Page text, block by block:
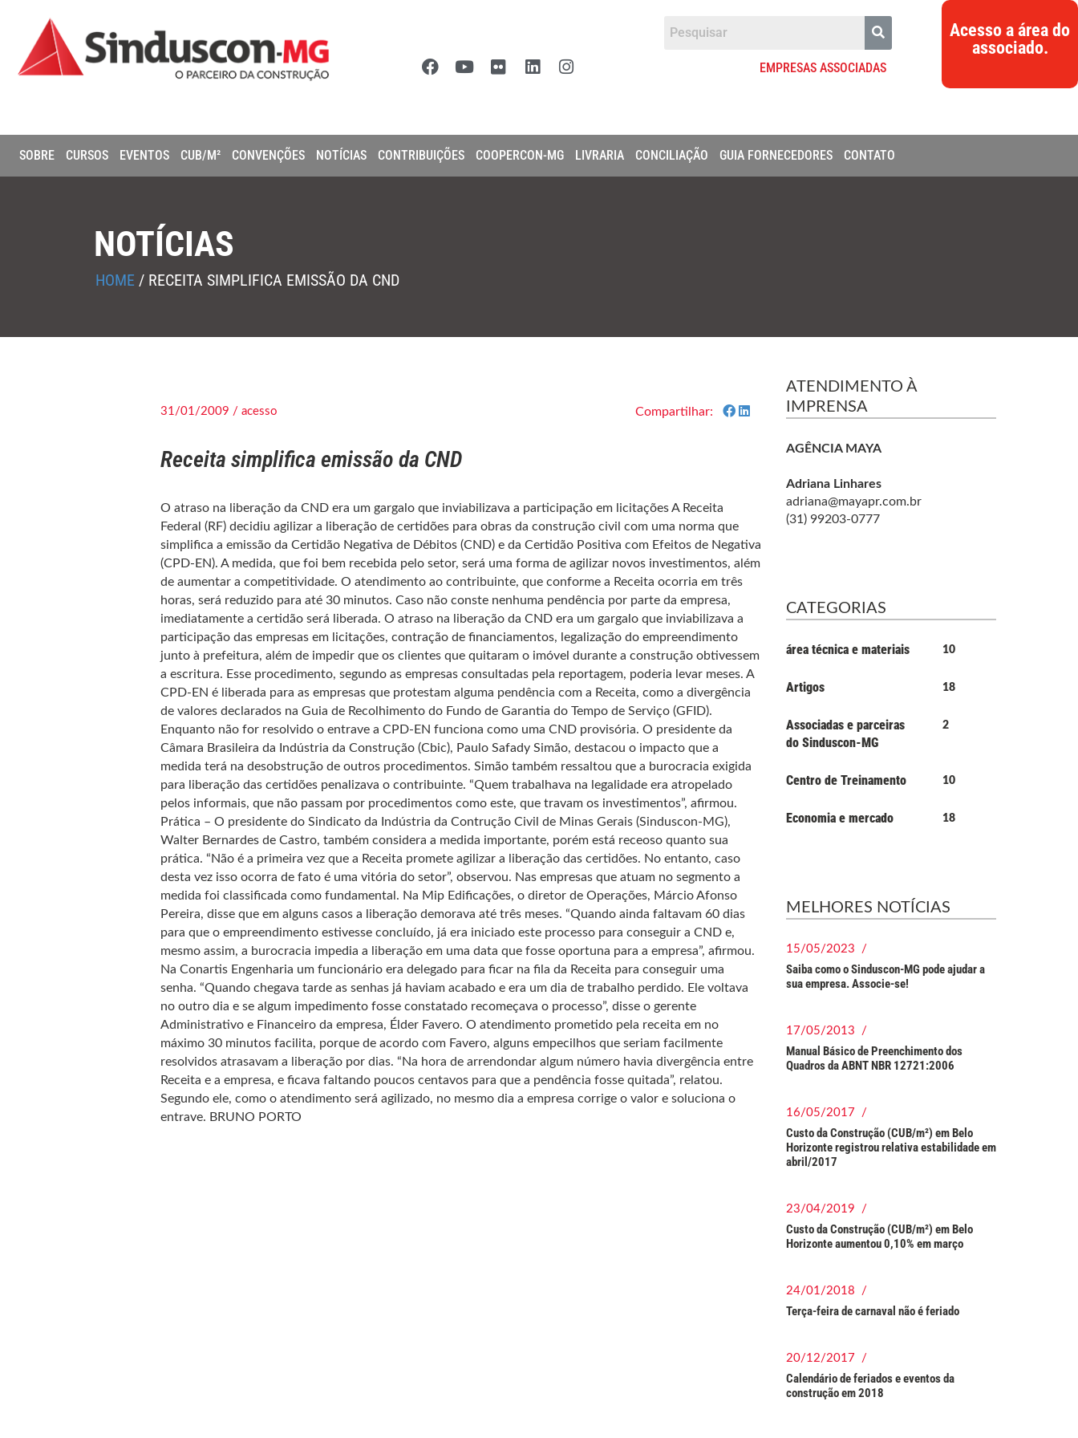
EMPRESAS ASSOCIADAS
Acesso a área do
associado.
SOBRE CURSOS EVENTOS CUB/M² CONVENÇÕES NOTÍCIAS CONTRIBUIÇÕES COOPERCON-MG LIVRARIA CONCILIAÇÃO GUIA FORNECEDORES CONTATO
NOTÍCIAS
HOME / RECEITA SIMPLIFICA EMISSÃO DA CND
31/01/2009 / acesso Compartilhar:
Receita simplifica emissão da CND
O atraso na liberação da CND era um gargalo que inviabilizava a participação em licitações A Receita
Federal (RF) decidiu agilizar a liberação de certidões para obras da construção civil com uma norma que
simplifica a emissão da Certidão Negativa de Débitos (CND) e da Certidão Positiva com Efeitos de Negativa
(CPD-EN). A medida, que foi bem recebida pelo setor, será uma forma de agilizar novos investimentos, além
de aumentar a competitividade. O atendimento ao contribuinte, que conforme a Receita ocorria em três
horas, será reduzido para até 30 minutos. Caso não conste nenhuma pendência por parte da empresa,
imediatamente a certidão será liberada. O atraso na liberação da CND era um gargalo que inviabilizava a
participação das empresas em licitações, contração de financiamentos, legalização do empreendimento
junto à prefeitura, além de impedir que os clientes que quitaram o imóvel durante a construção obtivessem
a escritura. Esse procedimento, segundo as empresas consultadas pela reportagem, poderia levar meses. A
CPD-EN é liberada para as empresas que protestam alguma pendência com a Receita, como a divergência
de valores declarados na Guia de Recolhimento do Fundo de Garantia do Tempo de Serviço (GFID).
Enquanto não for resolvido o entrave a CPD-EN funciona como uma CND provisória. O presidente da
Câmara Brasileira da Indústria da Construção (Cbic), Paulo Safady Simão, destacou o impacto que a
medida terá na desobstrução de outros procedimentos. Simão também ressaltou que a burocracia exigida
para liberação das certidões penalizava o contribuinte. “Quem trabalhava na legalidade era atropelado
pelos informais, que não passam por procedimentos como este, que travam os investimentos”, afirmou.
Prática – O presidente do Sindicato da Indústria da Contrução Civil de Minas Gerais (Sinduscon-MG),
Walter Bernardes de Castro, também considera a medida importante, porém está receoso quanto sua
prática. “Não é a primeira vez que a Receita promete agilizar a liberação das certidões. No entanto, caso
desta vez isso ocorra de fato é uma vitória do setor”, observou. Nas empresas que atuam no segmento a
medida foi classificada como fundamental. Na Mip Edificações, o diretor de Operações, Márcio Afonso
Pereira, disse que em alguns casos a liberação demorava até três meses. “Quando ainda faltavam 60 dias
para que o empreendimento estivesse concluído, já era iniciado este processo para conseguir a CND e,
mesmo assim, a burocracia impedia a liberação em uma data que fosse oportuna para a empresa”, afirmou.
Na Conartis Engenharia um funcionário era delegado para ficar na fila da Receita para conseguir uma
senha. “Quando chegava tarde as senhas já haviam acabado e era um dia de trabalho perdido. Ele voltava
no outro dia e se algum impedimento fosse constatado recomeçava o processo”, disse o gerente
Administrativo e Financeiro da empresa, Élder Favero. O atendimento prometido pela receita em no
máximo 30 minutos facilita, porque de acordo com Favero, alguns empecilhos que seriam facilmente
resolvidos atrasavam a liberação por dias. “Na hora de arrendondar algum número havia divergência entre
Receita e a empresa, e ficava faltando poucos centavos para que a pendência fosse quitada”, relatou.
Segundo ele, como o atendimento será agilizado, no mesmo dia a empresa corrige o valor e soluciona o
entrave. BRUNO PORTO
ATENDIMENTO À
IMPRENSA
AGÊNCIA MAYA
Adriana Linhares
adriana@mayapr.com.br
(31) 99203-0777
CATEGORIAS
área técnica e materiais 10
Artigos 18
Associadas e parceiras
do Sinduscon-MG
2
Centro de Treinamento 10
Economia e mercado 18
MELHORES NOTÍCIAS
15/05/2023 /
Saiba como o Sinduscon-MG pode ajudar a
sua empresa. Associe-se!
17/05/2013 /
Manual Básico de Preenchimento dos
Quadros da ABNT NBR 12721:2006
16/05/2017 /
Custo da Construção (CUB/m²) em Belo
Horizonte registrou relativa estabilidade em
abril/2017
23/04/2019 /
Custo da Construção (CUB/m²) em Belo
Horizonte aumentou 0,10% em março
24/01/2018 /
Terça-feira de carnaval não é feriado
20/12/2017 /
Calendário de feriados e eventos da
construção em 2018